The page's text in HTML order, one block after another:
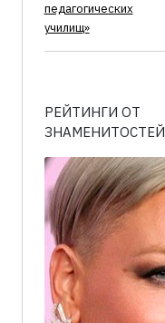
педагогических
училищ»
РЕЙТИНГИ ОТ
ЗНАМЕНИТОСТЕЙ